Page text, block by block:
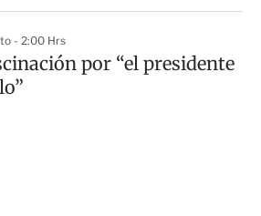
- 2:00 Hrs
por “el presidente